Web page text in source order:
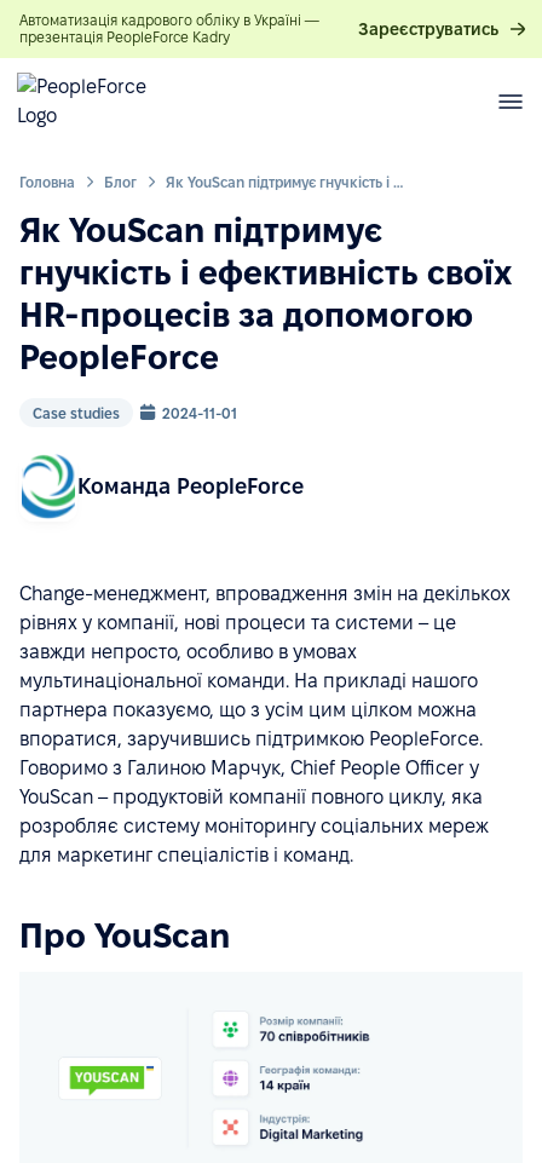
Автоматизація кадрового обліку в Україні —
презентація PeopleForce Kadry
Зареєструватись
Головна Блог Як YouScan підтримує гнучкість і ефективність своїх HR-процесів за допомогою PeopleForce
Як YouScan підтримує
гнучкість і ефективність своїх
HR-процесів за допомогою
PeopleForce
Case studies 2024-11-01
Команда PeopleForce
Change-менеджмент, впровадження змін на декількох
рівнях у компанії, нові процеси та системи – це
завжди непросто, особливо в умовах
мультинаціональної команди. На прикладі нашого
партнера показуємо, що з усім цим цілком можна
впоратися, заручившись підтримкою PeopleForce.
Говоримо з Галиною Марчук, Chief People Officer у
YouScan – продуктовій компанії повного циклу, яка
розробляє систему моніторингу соціальних мереж
для маркетинг спеціалістів і команд.
Про YouScan